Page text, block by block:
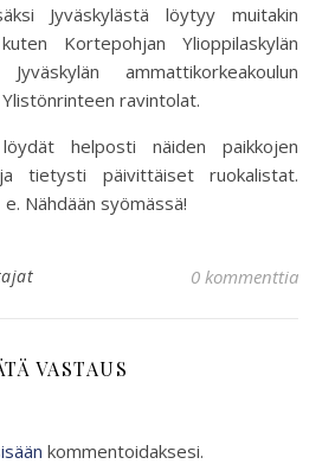
Jyväskylästä löytyy muitakin
Kortepohjan Ylioppilaskylän
ammattikorkeakoulun
ravintolat.
löydät helposti näiden paikkojen
tietysti päivittäiset ruokalistat.
Nähdään syömässä!
0 kommenttia
VASTAUS
kommentoidaksesi.